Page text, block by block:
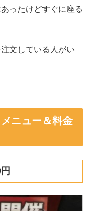
ったけどすぐに座る
文している人がい
ニュー＆料金